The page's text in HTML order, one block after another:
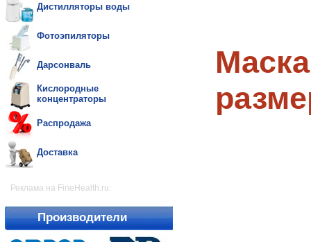
Дистилляторы воды
Фотоэпиляторы
Дарсонваль
Кислородные
концентраторы
Распродажа
Доставка
Реклама на FineHealth.ru:
Производители